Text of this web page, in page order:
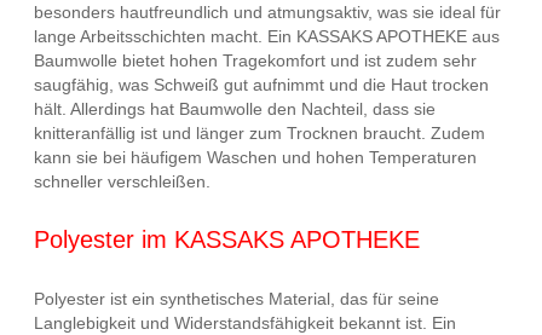
besonders hautfreundlich und atmungsaktiv, was sie ideal für
lange Arbeitsschichten macht. Ein KASSAKS APOTHEKE aus
Baumwolle bietet hohen Tragekomfort und ist zudem sehr
saugfähig, was Schweiß gut aufnimmt und die Haut trocken
hält. Allerdings hat Baumwolle den Nachteil, dass sie
knitteranfällig ist und länger zum Trocknen braucht. Zudem
kann sie bei häufigem Waschen und hohen Temperaturen
schneller verschleißen.
Polyester im KASSAKS APOTHEKE
Polyester ist ein synthetisches Material, das für seine
Langlebigkeit und Widerstandsfähigkeit bekannt ist. Ein